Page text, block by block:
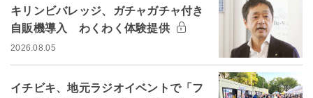
キリンビバレッジ、ガチャガチャ付き
自販機導入 わくわく体験提供
2026.08.05
イチビキ、地元ラジオイベントで「フ